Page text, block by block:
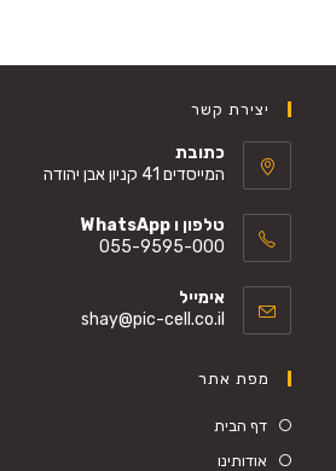
יצירת קשר
כתובת
המייסדים 41 קניון אבן יהודה
טלפון ו WhatsApp
055-9595-000
אימייל
shay@pic-cell.co.il
מפת אתר
דף הבית
אודותינו